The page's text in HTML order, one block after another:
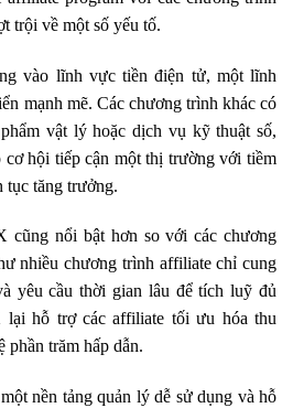
trội về một số yếu tố.
vào lĩnh vực tiền điện tử, một lĩnh
mạnh mẽ. Các chương trình khác có
vật lý hoặc dịch vụ kỹ thuật số,
hội tiếp cận một thị trường với tiềm
tục tăng trưởng.
cũng nổi bật hơn so với các chương
nhiều chương trình affiliate chỉ cung
yêu cầu thời gian lâu để tích luỹ đủ
lại hỗ trợ các affiliate tối ưu hóa thu
phần trăm hấp dẫn.
nền tảng quản lý dễ sử dụng và hỗ